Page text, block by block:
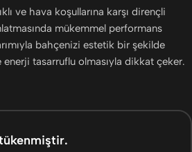
ve hava koşullarına karşı dirençli
mükemmel performans
bahçenizi estetik bir şekilde
enerji tasarruflu olmasıyla dikkat çeker.